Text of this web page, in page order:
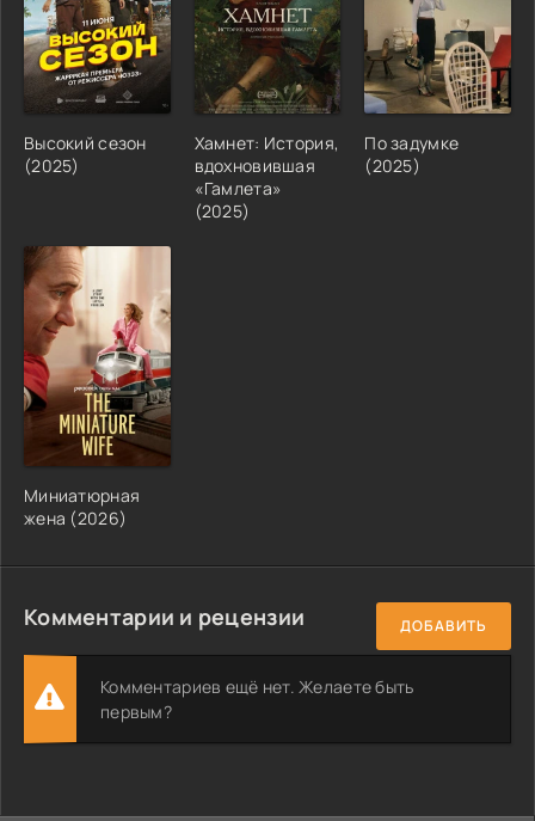
Высокий сезон
(2025)
Хамнет: История,
вдохновившая
«Гамлета»
(2025)
По задумке
(2025)
Миниатюрная
жена (2026)
Комментарии и рецензии ДОБАВИТЬ
Комментариев ещё нет. Желаете быть
первым?